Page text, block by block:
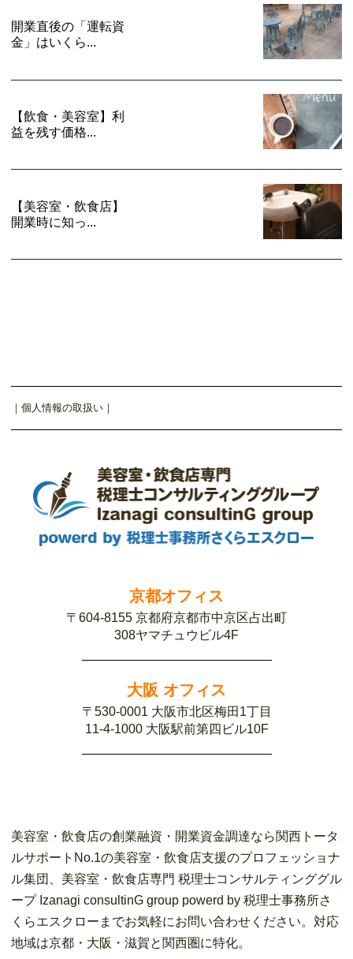
開業直後の「運転資
金」はいくら...
【飲食・美容室】利
益を残す価格...
【美容室・飲食店】
開業時に知っ...
｜ 個人情報の取扱い ｜
京都オフィス
〒604-8155 京都府京都市中京区占出町
308ヤマチュウビル4F
大阪 オフィス
〒530-0001 大阪市北区梅田1丁目
11-4-1000 大阪駅前第四ビル10F
美容室・飲食店の創業融資・開業資金調達なら関西トータ
ルサポートNo.1の美容室・飲食店支援のプロフェッショナ
ル集団、美容室・飲食店専門 税理士コンサルティンググル
ープ Izanagi consultinG group powerd by 税理士事務所さ
くらエスクローまでお気軽にお問い合わせください。対応
地域は京都・大阪・滋賀と関西圏に特化。